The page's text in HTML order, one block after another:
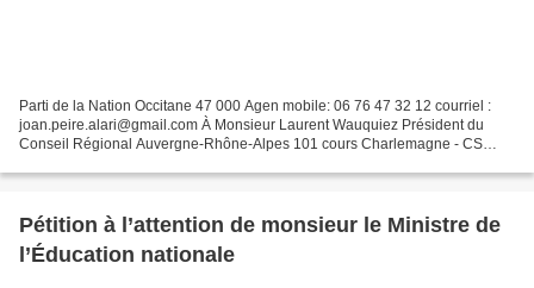
Parti de la Nation Occitane 47 000 Agen mobile: 06 76 47 32 12 courriel :
joan.peire.alari@gmail.com À Monsieur Laurent Wauquiez Président du
Conseil Régional Auvergne-Rhône-Alpes 101 cours Charlemagne - CS
Pétition à l’attention de monsieur le Ministre de
l’Éducation nationale